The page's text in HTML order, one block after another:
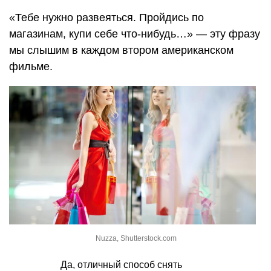
«Тебе нужно развеяться. Пройдись по
магазинам, купи себе что-нибудь…» — эту фразу
мы слышим в каждом втором американском
фильме.
Nuzza, Shutterstock.com
Да, отличный способ снять